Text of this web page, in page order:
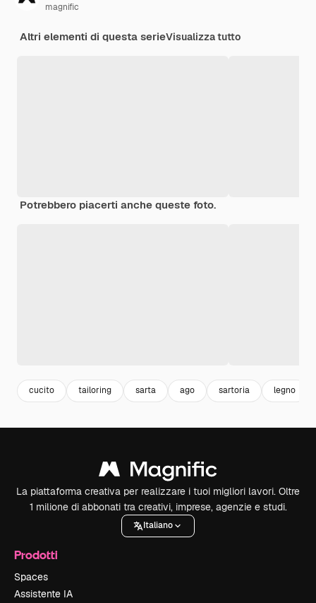
magnific
Altri elementi di questa serieVisualizza tutto
Potrebbero piacerti anche queste foto.
cucito tailoring sarta ago sartoria legno
La piattaforma creativa per realizzare i tuoi migliori lavori. Oltre
1 milione di abbonati tra creativi, imprese, agenzie e studi.
Italiano
Prodotti
Spaces
Assistente IA